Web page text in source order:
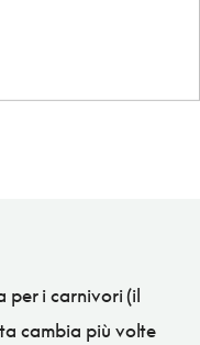
per i carnivori (il
cambia più volte